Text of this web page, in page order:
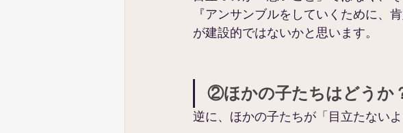
『アンサンブルをしていくために、
が建設的ではないかと思います。
②ほかの子たちはどうか
逆に、ほかの子たちが「目立たない